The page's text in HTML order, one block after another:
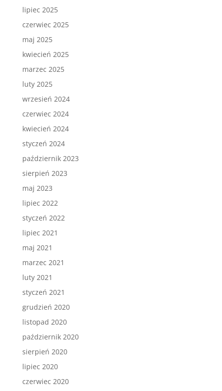
lipiec 2025
czerwiec 2025
maj 2025
kwiecień 2025
marzec 2025
luty 2025
wrzesień 2024
czerwiec 2024
kwiecień 2024
styczeń 2024
październik 2023
sierpień 2023
maj 2023
lipiec 2022
styczeń 2022
lipiec 2021
maj 2021
marzec 2021
luty 2021
styczeń 2021
grudzień 2020
listopad 2020
październik 2020
sierpień 2020
lipiec 2020
czerwiec 2020